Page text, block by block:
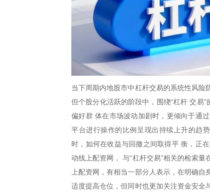
当下周期内地股市中杠杆交易的系统性风
但个股分化活跃的阶段中，围绕“杠杆 交易
偏好群 体在市场波动加剧时，更倾向于通
平台进行操作的比例呈现出持续上升的趋
时，如何在收益与回撤之间取得平 衡，正
动线上配资网， 与“杠杆交易”相关的检索
上配资网，有相当一部分人表示，在明确
适度提高仓位，但同时也更加关注资金安全